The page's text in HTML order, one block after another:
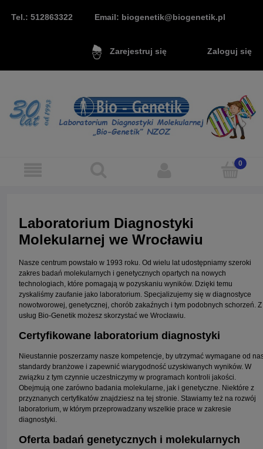
Tel.: 512863322 Email: biogenetik@biogenetik.pl
Zarejestruj się Zaloguj się
Laboratorium Diagnostyki
Molekularnej we Wrocławiu
Nasze centrum powstało w 1993 roku. Od wielu lat udostępniamy szeroki
zakres badań molekularnych i genetycznych opartych na nowych
technologiach, które pomagają w pozyskaniu wyników. Dzięki temu
zyskaliśmy zaufanie jako laboratorium. Specjalizujemy się w diagnostyce
nowotworowej, genetycznej, chorób zakaźnych i tym podobnych schorzeń. Z
usług Bio-Genetik możesz skorzystać we Wrocławiu.
Certyfikowane laboratorium diagnostyki
Nieustannie poszerzamy nasze kompetencje, by utrzymać wymagane od
standardy branżowe i zapewnić wiarygodność uzyskiwanych wyników. W
związku z tym czynnie uczestniczymy w programach kontroli jakości.
Obejmują one zarówno badania molekularne, jak i genetyczne. Niektóre z
przyznanych certyfikatów znajdziesz na tej stronie. Stawiamy też na rozwój
laboratorium, w którym przeprowadzany wszelkie prace w zakresie
diagnostyki.
Oferta badań genetycznych i molekularnych